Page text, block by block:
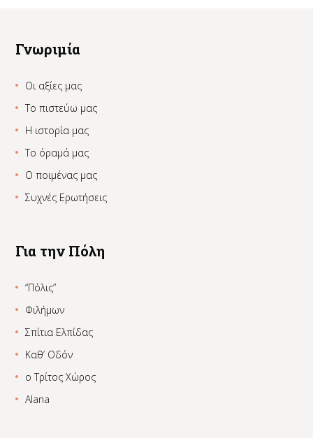
Γνωριμία
Οι αξίες μας
Το πιστεύω μας
Η ιστορία μας
Το όραμά μας
Ο ποιμένας μας
Συχνές Ερωτήσεις
Για την Πόλη
“Πόλις”
Φιλήμων
Σπίτια Ελπίδας
Καθ’ Οδόν
ο Τρίτος Χώρος
Alana